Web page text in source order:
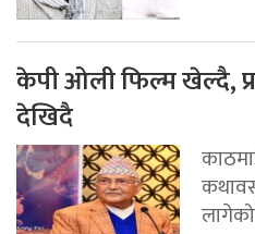
केपी ओली फिल्म खेल्दै,
देखिदै